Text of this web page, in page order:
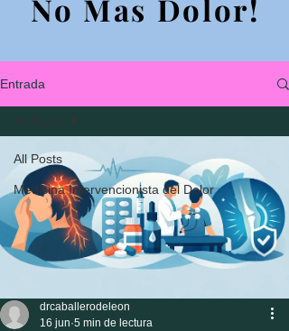
No Mas Dolor!
No Mas Dolor!
Entrada
All Posts
Medicina Intervencionista del Dolor
All Posts
drcaballerodeleon
16 jun 5 min de lectura